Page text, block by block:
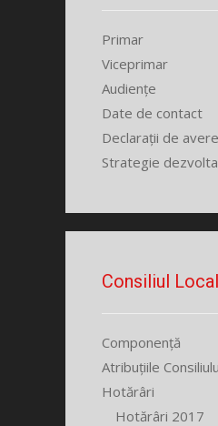
Primar
Viceprimar
Audiențe
Date de contact
Declarații de avere
Strategie
Consiliul Local
Componență
Atribuțiile
Hotărâri
Hotărâri 2017